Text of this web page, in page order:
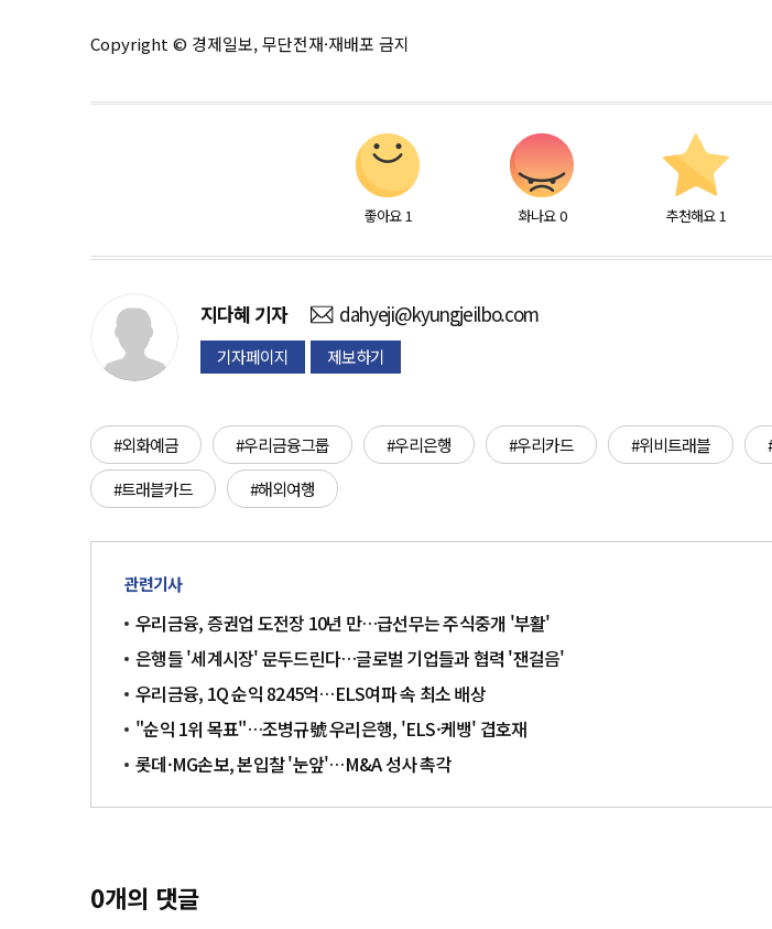
Copyright © 경제일보, 무단전재·재배포 금지
좋아요 1 화나요 0 추천해요 1
지다혜 기자 dahyeji@kyungjeilbo.com
기자페이지 제보하기
#외화예금 #우리금융그룹 #우리은행 #우리카드 #위비트래블
#트래블카드
#해외여행
관련기사
우리금융, 증권업 도전장 10년 만…급선무는 주식중개 '부활'
은행들 '세계시장' 문두드린다…글로벌 기업들과 협력 '잰걸음'
우리금융, 1Q 순익 8245억…ELS여파 속 최소 배상
"순익 1위 목표"…조병규號 우리은행, 'ELS·케뱅' 겹호재
롯데·MG손보, 본입찰 '눈앞'…M&A 성사 촉각
0개의 댓글